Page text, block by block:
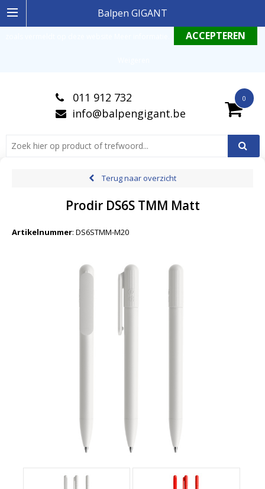
Balpen GIGANT
0
011 912 732
info@balpengigant.be
Terug naar overzicht
Prodir DS6S TMM Matt
Artikelnummer: DS6STMM-M20
Ingelogde gebruiker stemt in met de geldende omgang productinformatie